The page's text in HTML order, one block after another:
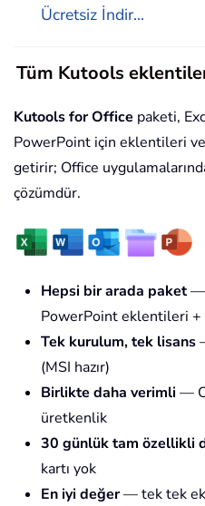
Ücretsiz İndir...
Tüm Kutools
Kutools for Office paketi,
PowerPoint için eklentileri
getirir; Office
çözümdür.
Hepsi bir arada paket—
PowerPoint eklentileri +
Tek kurulum, tek lisans
(MSI hazır)
Birlikte daha verimli —
üretkenlik
30 günlük tam özellikli
kartı yok
En iyi değer— tek tek